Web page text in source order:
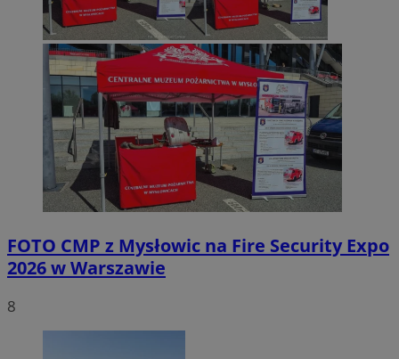
FOTO CMP z Mysłowic na Fire Security Expo
2026 w Warszawie
8